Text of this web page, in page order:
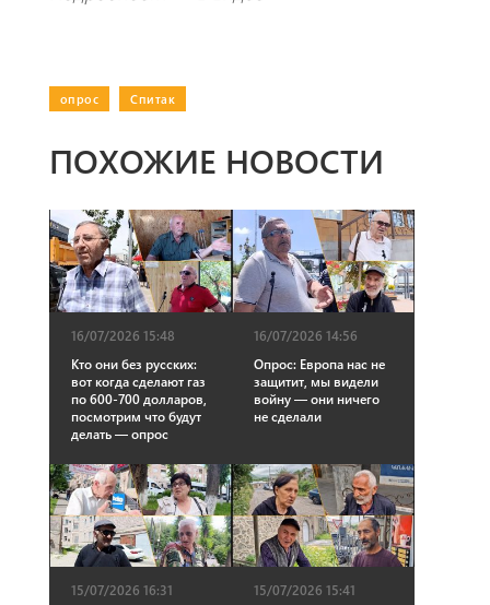
опрос Спитак
ПОХОЖИЕ НОВОСТИ
16/07/2026 15:48
Кто они без русских:
вот когда сделают газ
по 600-700 долларов,
посмотрим что будут
делать — опрос
16/07/2026 14:56
Опрос: Европа нас не
защитит, мы видели
войну — они ничего
не сделали
15/07/2026 16:31
15/07/2026 15:41